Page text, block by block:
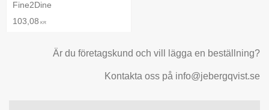
Fine2Dine
103,08 KR
Är du företagskund och vill lägga en beställning?
Kontakta oss på info@jebergqvist.se